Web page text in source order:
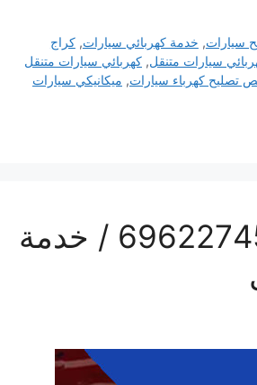
سيارات, خدمة كهربائي سيارات,كراج
سيارات متنقل, كهربائي سيارات متنقل
تصليح كهرباء سيارات, ميكانيكي سيارات
رقم كهربائي سيارات الاحمدي / 69622745 / خدمة